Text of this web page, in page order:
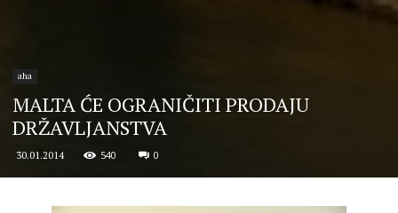
aha
MALTA ĆE OGRANIČITI PRODAJU
DRŽAVLJANSTVA
30.01.2014 540 0